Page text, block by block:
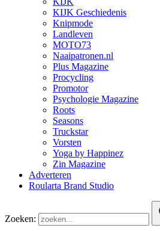
KIJK Geschiedenis
Knipmode
Landleven
MOTO73
Naaipatronen.nl
Plus Magazine
Procycling
Promotor
Psychologie Magazine
Roots
Seasons
Truckstar
Vorsten
Yoga by Happinez
Zin Magazine
Adverteren
Roularta Brand Studio
Zoeken: